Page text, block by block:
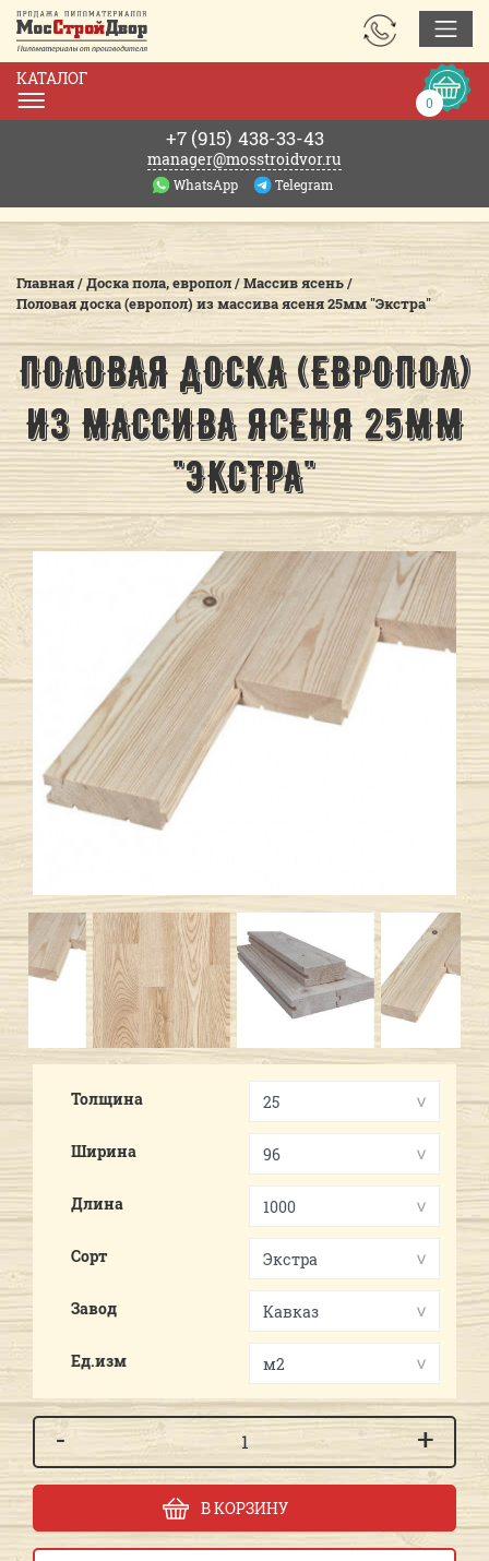
КАТАЛОГ
+7 (915) 438-33-43
manager@mosstroidvor.ru
WhatsApp Telegram
ЗАКАЗАТЬ
ЗВОНОК
0
0р.
Главная/Доска пола, европол/Массив ясень/
Половая доска (европол) из массива ясеня 25мм "Экстра"
ПОЛОВАЯ ДОСКА (ЕВРОПОЛ)
ИЗ МАССИВА ЯСЕНЯ 25ММ
"ЭКСТРА"
Previous Next
Толщина
Ширина
Длина
Сорт
Завод
Ед.изм
- +
В КОРЗИНУ